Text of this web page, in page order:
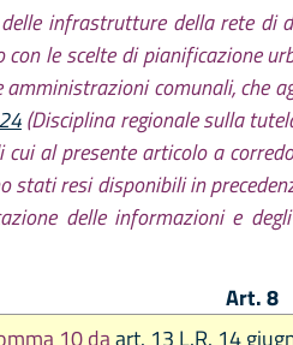
infrastrutture della rete
le scelte di pianificazione
comunali, che
(Disciplina regionale sulla
al presente articolo a
stati resi disponibili in
delle informazioni e
Art. 8
10 daart. 13 L.R. 14